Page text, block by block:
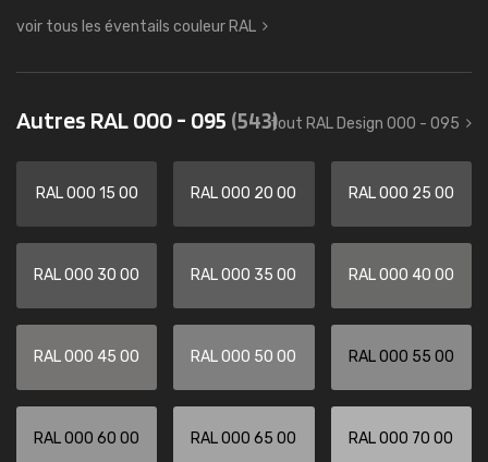
voir tous les éventails couleur RAL
Autres RAL 000 - 095 (543)tout RAL Design 000 - 095
RAL 000 15 00 RAL 000 20 00 RAL 000 25 00
RAL 000 30 00 RAL 000 35 00 RAL 000 40 00
RAL 000 45 00 RAL 000 50 00 RAL 000 55 00
RAL 000 60 00 RAL 000 65 00 RAL 000 70 00